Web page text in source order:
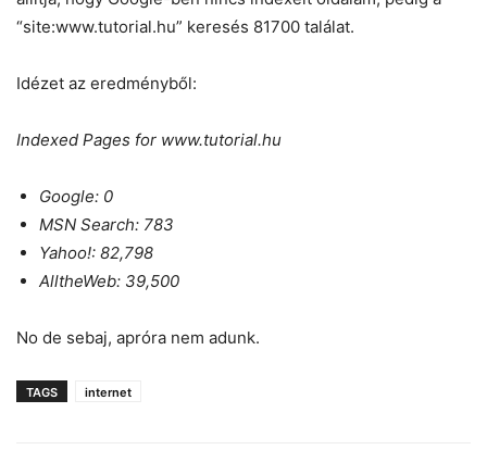
“site:www.tutorial.hu” keresés 81700 találat.
Idézet az eredményből:
Indexed Pages for www.tutorial.hu
Google: 0
MSN Search: 783
Yahoo!: 82,798
AlltheWeb: 39,500
No de sebaj, apróra nem adunk.
TAGS internet